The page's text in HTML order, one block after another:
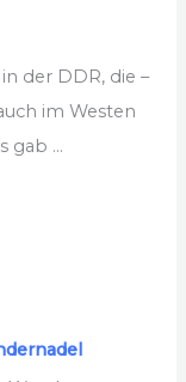
der DDR, die –
im Westen
gab ...